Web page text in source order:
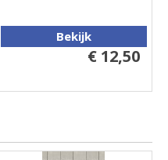
Bekijk
€ 12,50